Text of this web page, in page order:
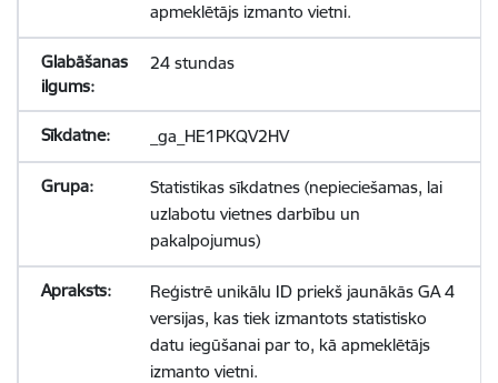
apmeklētājs izmanto vietni.
24 stundas
_ga_HE1PKQV2HV
Statistikas sīkdatnes (nepieciešamas, lai
uzlabotu vietnes darbību un
pakalpojumus)
Reģistrē unikālu ID priekš jaunākās GA 4
versijas, kas tiek izmantots statistisko
datu iegūšanai par to, kā apmeklētājs
izmanto vietni.